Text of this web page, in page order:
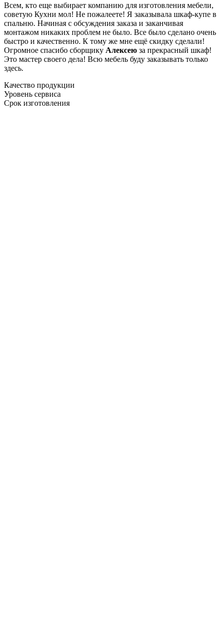
Всем, кто еще выбирает компанию для изготовления мебели,
советую Кухни мол! Не пожалеете! Я заказывала шкаф-купе в
спальню. Начиная с обсуждения заказа и заканчивая
монтажом никаких проблем не было. Все было сделано очень
быстро и качественно. К тому же мне ещё скидку сделали!
Огромное спасибо сборщику Алексею за прекрасный шкаф!
Это мастер своего дела! Всю мебель буду заказывать только
здесь.
Качество продукции
Уровень сервиса
Срок изготовления